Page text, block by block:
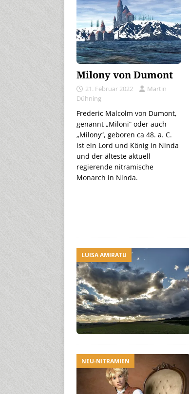
Milony von Dumont
21. Februar 2022
Martin
Dühning
Frederic Malcolm von Dumont,
genannt „Miloni“ oder auch
„Milony“, geboren ca 48. a. C.
ist ein Lord und König in Ninda
und der älteste aktuell
regierende nitramische
Monarch in Ninda.
LUISA AMIRATU
NEU-NITRAMIEN